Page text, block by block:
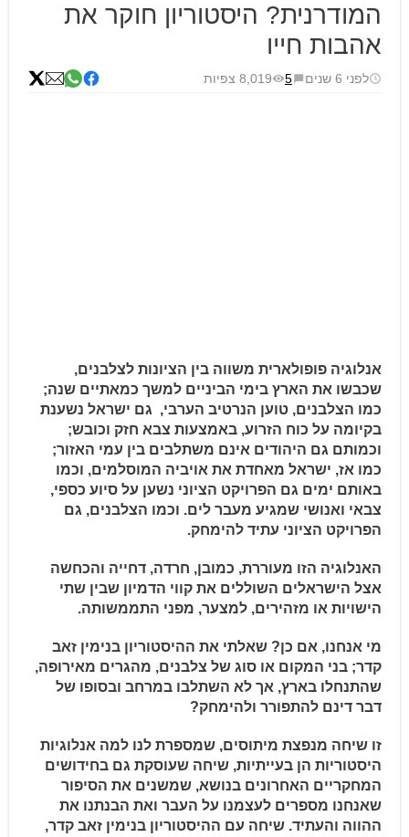
המודרנית? היסטוריון חוקר את
אהבות חייו
לפני 6 שנים 5 8,019 צפיות
אנלוגיה פופולארית משווה בין הציונות לצלבנים,
שכבשו את הארץ בימי הביניים למשך כמאתיים שנה;
כמו הצלבנים, טוען הנרטיב הערבי, גם ישראל נשענת
בקיומה על כוח הזרוע, באמצעות צבא חזק וכובש;
וכמותם גם היהודים אינם משתלבים בין עמי האזור;
כמו אז, ישראל מאחדת את אויביה המוסלמים, וכמו
באותם ימים גם הפרויקט הציוני נשען על סיוע כספי,
צבאי ואנושי שמגיע מעבר לים. וכמו הצלבנים, גם
הפרויקט הציוני עתיד להימחק.
האנלוגיה הזו מעוררת, כמובן, חרדה, דחייה והכחשה
אצל הישראלים השוללים את קווי הדמיון שבין שתי
הישויות או מזהירים, למצער, מפני התממשותה.
מי אנחנו, אם כן? שאלתי את ההיסטוריון בנימין זאב
קדר; בני המקום או סוג של צלבנים, מהגרים מאירופה,
שהתנחלו בארץ, אך לא השתלבו במרחב ובסופו של
דבר דינם להתפורר ולהימחק?
זו שיחה מנפצת מיתוסים, שמספרת לנו למה אנלוגיות
היסטוריות הן בעייתיות, שיחה שעוסקת גם בחידושים
המחקריים האחרונים בנושא, שמשנים את הסיפור
שאנחנו מספרים לעצמנו על העבר ואת הבנתנו את
ההווה והעתיד. שיחה עם ההיסטוריון בנימין זאב קדר,